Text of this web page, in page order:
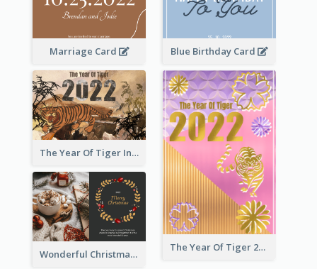
Marriage Card Blue Birthday Card
The Year Of Tiger Ink Illustration New Year Greeting Card
The Year Of Tiger 2022 Golden Greeting Card
Wonderful Christmas Greeting Card